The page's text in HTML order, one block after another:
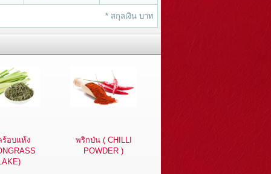
* สกุลเงิน บาท
ร้อบแห้ง
พริกป่น ( CHILLI
POWDER )